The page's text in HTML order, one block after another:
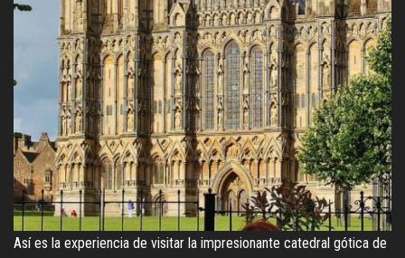
Así es la experiencia de visitar la impresionante catedral gótica de